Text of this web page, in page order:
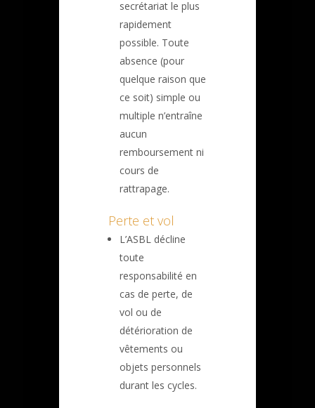
secrétariat le plus
rapidement
possible. Toute
absence (pour
quelque raison que
ce soit) simple ou
multiple n’entraîne
aucun
remboursement ni
cours de
rattrapage.
Perte et vol
L’ASBL décline
toute
responsabilité en
cas de perte, de
vol ou de
détérioration de
vêtements ou
objets personnels
durant les cycles.